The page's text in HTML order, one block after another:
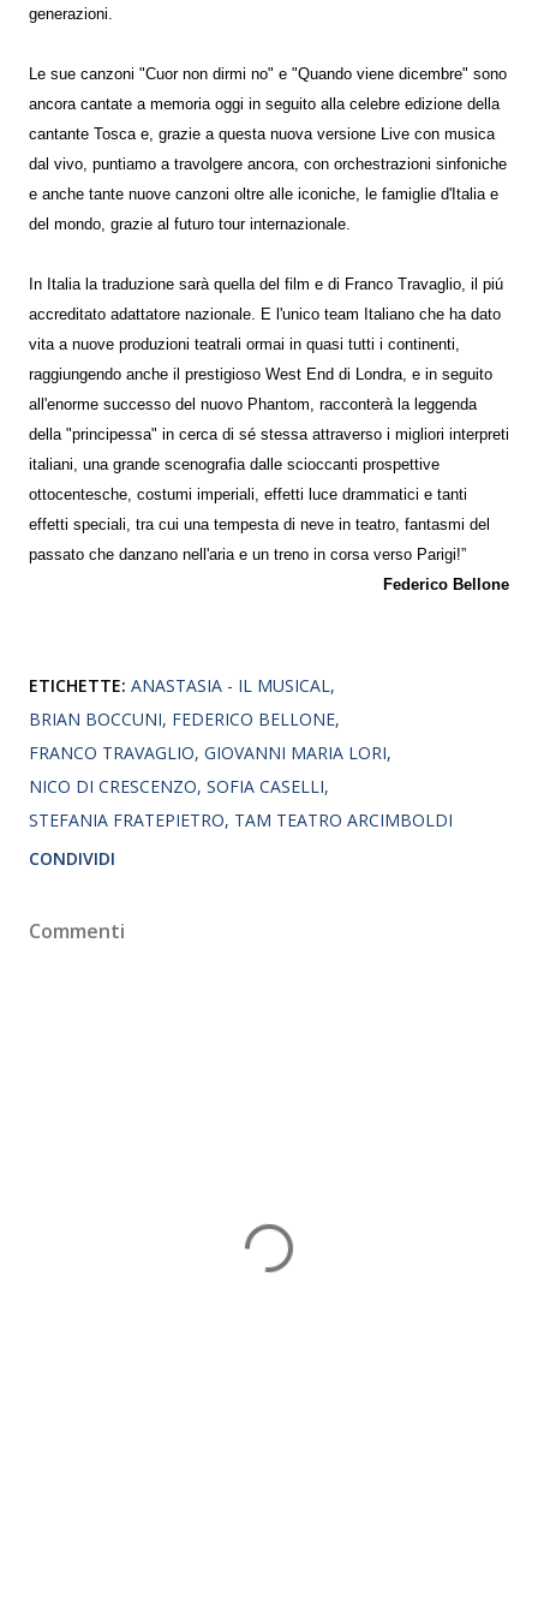
generazioni.
Le sue canzoni "Cuor non dirmi no" e "Quando viene dicembre" sono
ancora cantate a memoria oggi in seguito alla celebre edizione della
cantante Tosca e, grazie a questa nuova versione Live con musica
dal vivo, puntiamo a travolgere ancora, con orchestrazioni sinfoniche
e anche tante nuove canzoni oltre alle iconiche, le famiglie d'Italia e
del mondo, grazie al futuro tour internazionale.
In Italia la traduzione sarà quella del film e di Franco Travaglio, il piú
accreditato adattatore nazionale. E l'unico team Italiano che ha dato
vita a nuove produzioni teatrali ormai in quasi tutti i continenti,
raggiungendo anche il prestigioso West End di Londra, e in seguito
all'enorme successo del nuovo Phantom, racconterà la leggenda
della "principessa" in cerca di sé stessa attraverso i migliori interpreti
italiani, una grande scenografia dalle scioccanti prospettive
ottocentesche, costumi imperiali, effetti luce drammatici e tanti
effetti speciali, tra cui una tempesta di neve in teatro, fantasmi del
passato che danzano nell'aria e un treno in corsa verso Parigi!”
Federico Bellone
ETICHETTE: ANASTASIA - IL MUSICAL
BRIAN BOCCUNI FEDERICO BELLONE
FRANCO TRAVAGLIO GIOVANNI MARIA LORI
NICO DI CRESCENZO SOFIA CASELLI
STEFANIA FRATEPIETRO TAM TEATRO ARCIMBOLDI
CONDIVIDI
Commenti